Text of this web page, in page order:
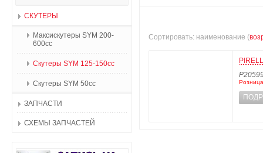
СКУТЕРЫ
Максискутеры SYM 200-
600cc
Скутеры SYM 125-150cc
Скутеры SYM 50сс
ЗАПЧАСТИ
СХЕМЫ ЗАПЧАСТЕЙ
Сортировать: наименование (